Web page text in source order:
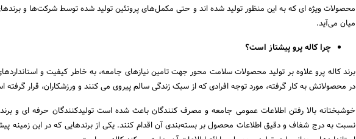
محصولات ویژه ای که به این منظور تولید شده اند و حتی مکمل‌های پروتئین تولید شده توسط شرکت‌ها و
میان می‌آید.
چرا کاله پرو پیشتاز است؟
برند کاله پرو علاوه بر تولید محصولات سلامت محور جهت تامین نیازهای جامعه، به خاطر کیفیت و
در محصولاتش به کار گرفته، مورد توجه افرادی که از سبک زندگی سالم پیروی می کنند و ورزشکاران، قرار گرفته
خوشبختانه بالا رفتن اطلاعات عمومی جامعه و مصرف کنندگان باعث شده است تولیدکنندگان حرفه ای و
نسبت به درج شفاف و دقیق اطلاعات محصول بر بسته‌بندی آن‌ اقدام کنند. یکی از برند‌هایی که در این زمینه